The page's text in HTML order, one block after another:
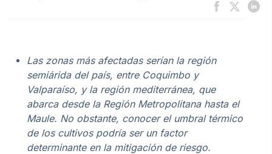
Las zonas más afectadas serían la región
semiárida del país, entre Coquimbo y
Valparaíso, y la región mediterránea, que
abarca desde la Región Metropolitana hasta el
Maule. No obstante, conocer el umbral térmico
de los cultivos podría ser un factor
determinante en la mitigación de riesgo.